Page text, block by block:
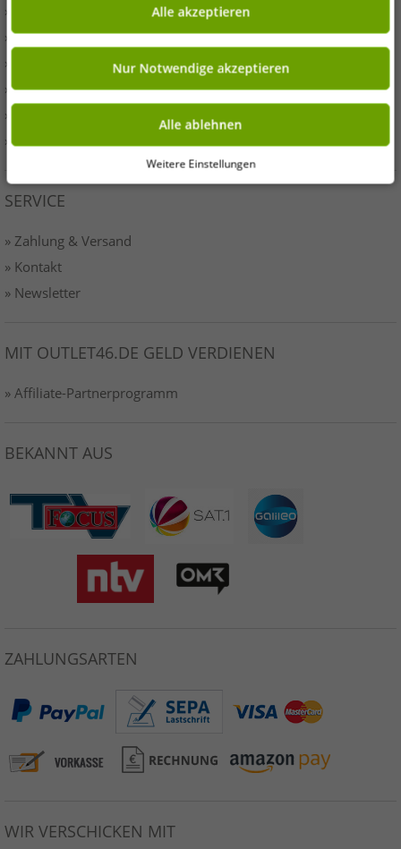
» Ihre Vorteile
» Originalware und Auszeichnungen Outlet46
» Presse
» AGB
» Datenschutz
» Impressum-o46
SERVICE
» Zahlung & Versand
» Kontakt
» Newsletter
MIT OUTLET46.DE GELD VERDIENEN
» Affiliate-Partnerprogramm
BEKANNT AUS
ZAHLUNGSARTEN
WIR VERSCHICKEN MIT
Alle akzeptieren
Nur Notwendige akzeptieren
Alle ablehnen
Weitere Einstellungen